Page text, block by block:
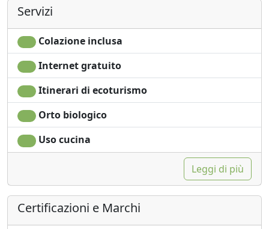
Servizi
Colazione inclusa
Internet gratuito
Itinerari di ecoturismo
Orto biologico
Uso cucina
Leggi di più
Certificazioni e Marchi